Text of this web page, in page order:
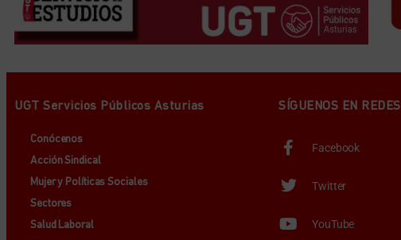
UGT Servicios Públicos Asturias
Conócenos
Acción Sindical
Mujer y Políticas Sociales
Sectores
Salud Laboral
SÍGUENOS EN REDES
Facebook
Twitter
YouTube